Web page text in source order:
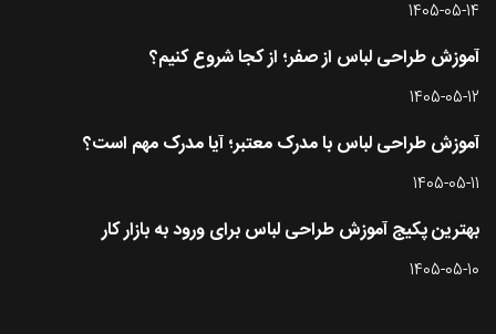
1405-05-14
آموزش طراحی لباس از صفر؛ از کجا شروع کنیم؟
1405-05-12
آموزش طراحی لباس با مدرک معتبر؛ آیا مدرک مهم است؟
1405-05-11
بهترین پکیج آموزش طراحی لباس برای ورود به بازار کار
1405-05-10